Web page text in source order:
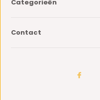
Categorieën
Contact